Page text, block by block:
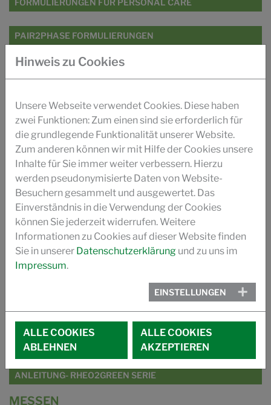
FORMULIERUNGEN FÜR PERSONAL CARE
PAIR2PHASE FORMULIERUNGEN
FORMULIERUNGEN FÜR HAUSHALT UND I&I
RHEO2GREEN SERIE
PAIR2PHASE SERIE
POLYFIX ZRC SERIE
POLYFIX FORUMULIERUNGEN
VIDEO
PRODUKTÜBERSICHT
PAIR2PHASE SERIE
POLYFIX ZRC SERIE
ANLEITUNG- RHEO2GREEN SERIE
MESSEN
Hinweis zu Cookies
Unsere Webseite verwendet Cookies. Diese haben
zwei Funktionen: Zum einen sind sie erforderlich für
die grundlegende Funktionalität unserer Website.
Zum anderen können wir mit Hilfe der Cookies unsere
Inhalte für Sie immer weiter verbessern. Hierzu
werden pseudonymisierte Daten von Website-
Besuchern gesammelt und ausgewertet. Das
Einverständnis in die Verwendung der Cookies
können Sie jederzeit widerrufen. Weitere
Informationen zu Cookies auf dieser Website finden
Sie in unserer Datenschutzerklärung und zu uns im
Impressum.
EINSTELLUNGEN
ALLE COOKIES
ABLEHNEN
ALLE COOKIES
AKZEPTIEREN